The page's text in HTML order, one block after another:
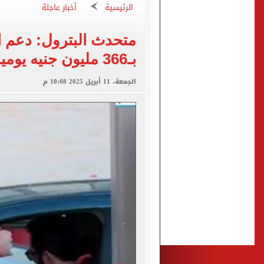
طرابزون سبور ينفي
قفزة أعادت الزمن
الأهلي ينهي مرانه
انطلاق مباراة مصر
الرئيسية أخبار عاجلة
متحدث البترول: دعم
بـ366 مليون جنيه يوميا
الجمعة، 11 أبريل 2025 10:08 م